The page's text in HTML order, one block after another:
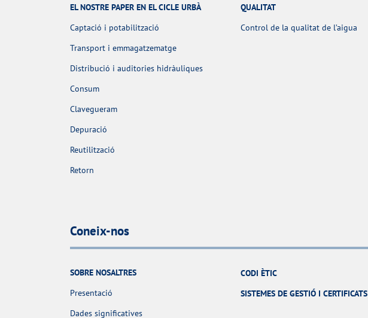
EL NOSTRE PAPER EN EL CICLE URBÀ
Captació i potabilització
Transport i emmagatzematge
Distribució i auditories hidràuliques
Consum
Clavegueram
Depuració
Reutilització
Retorn
QUALITAT
Control de la qualitat de l’aigua
Coneix-nos
SOBRE NOSALTRES
Presentació
Dades significatives
CODI ÈTIC
SISTEMES DE GESTIÓ I CERTIFICATS